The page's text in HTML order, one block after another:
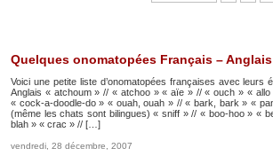
Quelques onomatopées Français – Anglais
Voici une petite liste d’onomatopées françaises avec leurs
Anglais « atchoum » // « atchoo » « aïe » // « ouch » «
« cock-a-doodle-do » « ouah, ouah » // « bark, bark » «
(même les chats sont bilingues) « sniff » // « boo-hoo » «
blah » « crac » // […]
vendredi, 28 décembre, 2007